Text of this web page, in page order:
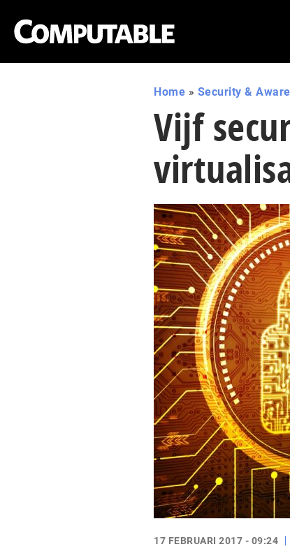
Home » Security &
Vijf
17 FEBRUARI 2017 - 09:24